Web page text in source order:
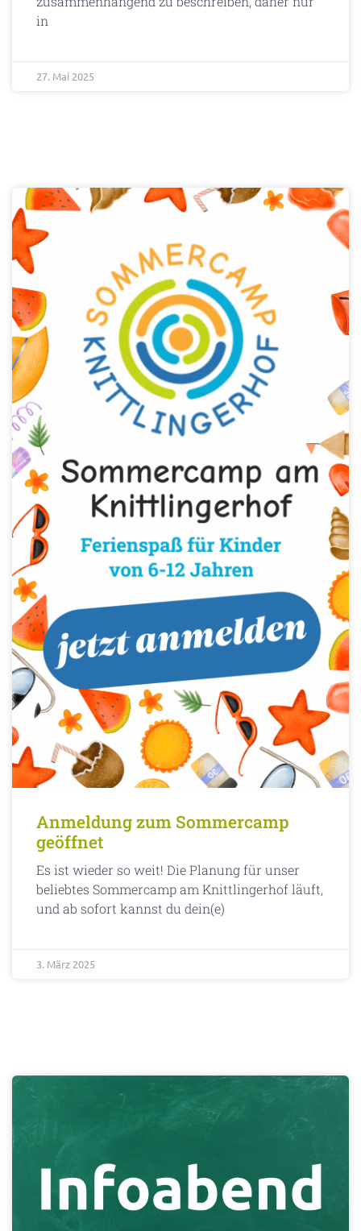
in
27. Mai 2025
Anmeldung zum Sommercamp
geöffnet
Es ist wieder so weit! Die Planung für unser
beliebtes Sommercamp am Knittlingerhof läuft,
und ab sofort kannst du dein(e)
3. März 2025